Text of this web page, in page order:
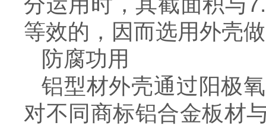
等效的，因而选用外壳
防腐功用
铝型材外壳通过阳极
对不同商标铝合金板材